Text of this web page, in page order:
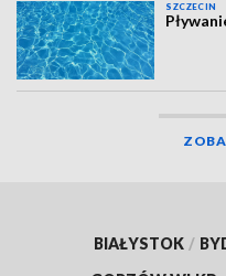
SZCZECIN
BIAŁYSTOK /